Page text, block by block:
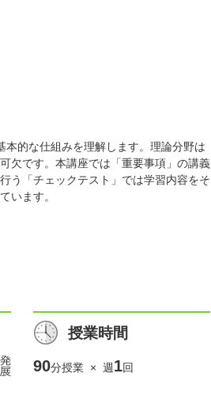
的な仕組みを理解します。理論分野は
欠です。本講座では「重要事項」の講義
う「チェックテスト」では学習内容をそ
います。
授業時間
90分授業 × 週1回